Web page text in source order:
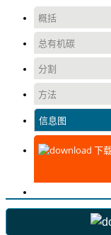
概括
总有机碳
分割
方法
信息图
下